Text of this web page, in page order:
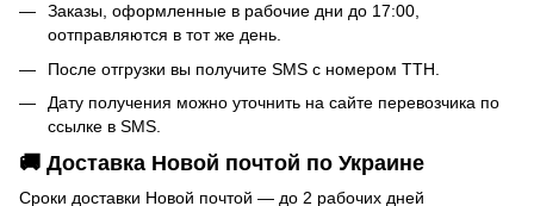
Заказы, оформленные в рабочие дни до 17:00,
оотправляются в тот же день.
После отгрузки вы получите SMS с номером ТТН.
Дату получения можно уточнить на сайте перевозчика по
ссылке в SMS.
🚚 Доставка Новой почтой по Украине
Сроки доставки Новой почтой — до 2 рабочих дней